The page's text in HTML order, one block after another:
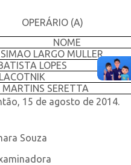
OPERÁRIO (A)
NOME
LARGO MULLER
LOPES
MARTINS SERETTA
15 de agosto de 2014.
Souza